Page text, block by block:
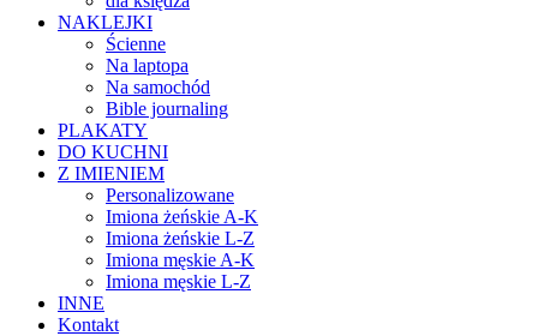
NAKLEJKI
Ścienne
Na laptopa
Na samochód
Bible journaling
PLAKATY
DO KUCHNI
Z IMIENIEM
Personalizowane
Imiona żeńskie A-K
Imiona żeńskie L-Z
Imiona męskie A-K
Imiona męskie L-Z
INNE
Kontakt